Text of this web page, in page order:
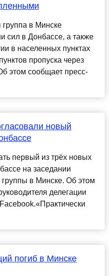
группа в Минске
сил в Донбассе, а также
в населенных пунктах
пропуска через
этом сообщает пресс-
новый
первый из трёх новых
на заседании
группы в Минске. Об этом
делегации
погиб в Минске